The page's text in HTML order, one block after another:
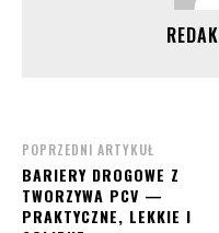
POPRZEDNI ARTYKUŁ
BARIERY DROGOWE Z
TWORZYWA PCV —
PRAKTYCZNE, LEKKIE I